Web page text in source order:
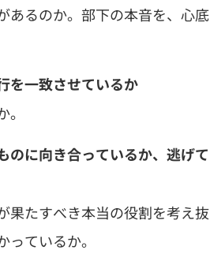
あるのか。部下の本音を、心底
を一致させているか
のに向き合っているか、逃げて
果たすべき本当の役割を考え抜
ているか。